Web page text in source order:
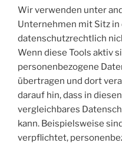
Wir verwenden unter
Unternehmen mit Sitz
datenschutzrechtlich
Wenn diese Tools aktiv
personenbezogene
übertragen und dort
darauf hin, dass in
vergleichbares
kann. Beispielsweise
verpflichtet,